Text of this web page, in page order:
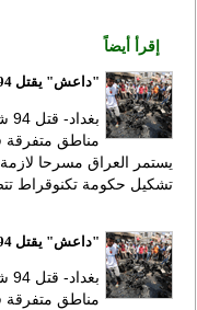
إقرأ أيضاً
"داعش" يقتل 94 عراقيا في 3 تفجيرات ببغداد
مناطق متفرقة
يستمر العراق مسرحا
تشكيل حكومة تكنوقراط
"داعش" يقتل 94 عراقيا في 3 تفجيرات ببغداد
مناطق متفرقة